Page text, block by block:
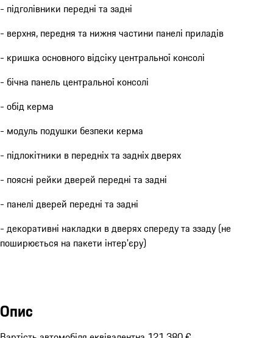
- підголівники передні та задні
- верхня, передня та нижня частини панелі приладів
- кришка основного відсіку центральної консолі
- бічна панель центральної консолі
- обід керма
- модуль подушки безпеки керма
- підлокітники в передніх та задніх дверях
- поясні рейки дверей передні та задні
- панелі дверей передні та задні
- декоративні накладки в дверях спереду та ззаду (не
поширюється на пакети інтер'єру)
Опис